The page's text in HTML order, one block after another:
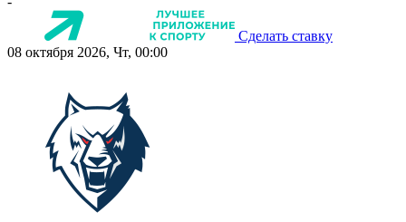
Сделать ставку
08 октября 2026, Чт, 00:00